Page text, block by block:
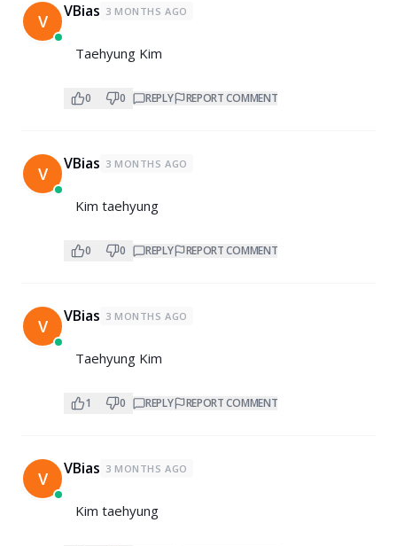
V VBias 3 MONTHS AGO
Taehyung Kim
0 0 REPLY REPORT COMMENT
V VBias 3 MONTHS AGO
Kim taehyung
0 0 REPLY REPORT COMMENT
V VBias 3 MONTHS AGO
Taehyung Kim
1 0 REPLY REPORT COMMENT
V VBias 3 MONTHS AGO
Kim taehyung